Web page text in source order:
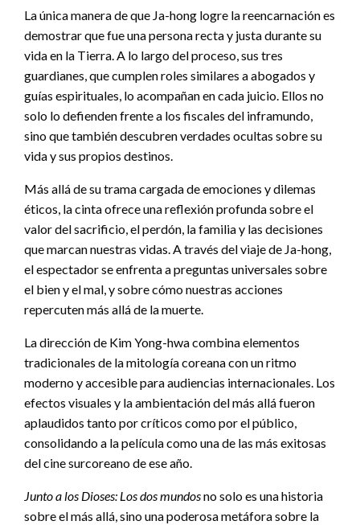
La única manera de que Ja-hong logre la reencarnación es
demostrar que fue una persona recta y justa durante su
vida en la Tierra. A lo largo del proceso, sus tres
guardianes, que cumplen roles similares a abogados y
guías espirituales, lo acompañan en cada juicio. Ellos no
solo lo defienden frente a los fiscales del inframundo,
sino que también descubren verdades ocultas sobre su
vida y sus propios destinos.
Más allá de su trama cargada de emociones y dilemas
éticos, la cinta ofrece una reflexión profunda sobre el
valor del sacrificio, el perdón, la familia y las decisiones
que marcan nuestras vidas. A través del viaje de Ja-hong,
el espectador se enfrenta a preguntas universales sobre
el bien y el mal, y sobre cómo nuestras acciones
repercuten más allá de la muerte.
La dirección de Kim Yong-hwa combina elementos
tradicionales de la mitología coreana con un ritmo
moderno y accesible para audiencias internacionales. Los
efectos visuales y la ambientación del más allá fueron
aplaudidos tanto por críticos como por el público,
consolidando a la película como una de las más exitosas
del cine surcoreano de ese año.
Junto a los Dioses: Los dos mundosno solo es una historia
sobre el más allá, sino una poderosa metáfora sobre la